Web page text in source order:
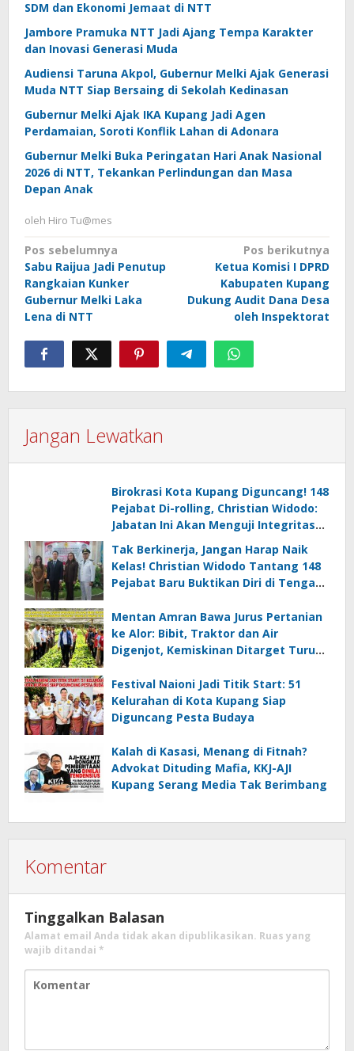
SDM dan Ekonomi Jemaat di NTT
Jambore Pramuka NTT Jadi Ajang Tempa Karakter
dan Inovasi Generasi Muda
Audiensi Taruna Akpol, Gubernur Melki Ajak Generasi
Muda NTT Siap Bersaing di Sekolah Kedinasan
Gubernur Melki Ajak IKA Kupang Jadi Agen
Perdamaian, Soroti Konflik Lahan di Adonara
Gubernur Melki Buka Peringatan Hari Anak Nasional
2026 di NTT, Tekankan Perlindungan dan Masa
Depan Anak
oleh Hiro Tu@mes
Navigasi
pos
Pos sebelumnya
Sabu Raijua Jadi Penutup
Rangkaian Kunker
Gubernur Melki Laka
Lena di NTT
Pos berikutnya
Ketua Komisi I DPRD
Kabupaten Kupang
Dukung Audit Dana Desa
oleh Inspektorat
Jangan Lewatkan
Birokrasi Kota Kupang Diguncang! 148
Pejabat Di-rolling, Christian Widodo:
Jabatan Ini Akan Menguji Integritas
Tak Berkinerja, Jangan Harap Naik
Kelas! Christian Widodo Tantang 148
Pejabat Baru Buktikan Diri di Tengah
Mentan Amran Bawa Jurus Pertanian
ke Alor: Bibit, Traktor dan Air
Digenjot, Kemiskinan Ditarget Turun
Festival Naioni Jadi Titik Start: 51
Kelurahan di Kota Kupang Siap
Diguncang Pesta Budaya
Kalah di Kasasi, Menang di Fitnah?
Advokat Dituding Mafia, KKJ-AJI
Kupang Serang Media Tak Berimbang
Komentar
Tinggalkan Balasan
Alamat email Anda tidak akan dipublikasikan. Ruas yang
wajib ditandai *